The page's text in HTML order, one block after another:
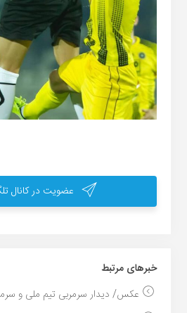
عضویت در کانال
خبر‌های مرتبط
عکس/ دیدار سرمربی تیم ملی و